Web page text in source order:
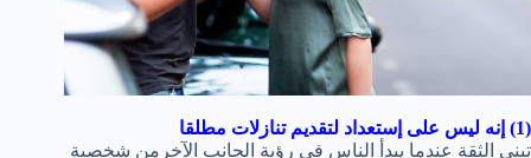
(1) إنه ليس على إستعداد لتقديم تنازلات مطلقا
تبنى الثقة عندما يبدأ الناس فى رؤية الجانب الآخرمن شخصية